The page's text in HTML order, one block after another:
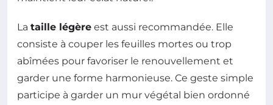
La taille légère est aussi recommandée. Elle
consiste à couper les feuilles mortes ou trop
abîmées pour favoriser le renouvellement et
garder une forme harmonieuse. Ce geste simple
participe à garder un mur végétal bien ordonné